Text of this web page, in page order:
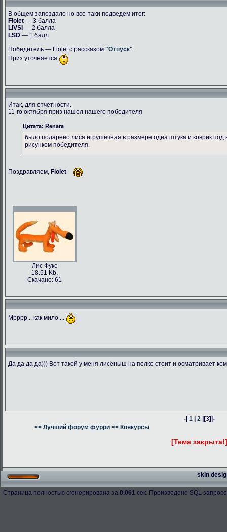
В общем запоздало но все-таки подведем итог:
Fiolet — 3 балла
LIVSI — 2 балла
LSD — 1 балл
Победитель — Fiolet с рассказом "Отпуск".
Приз уточняется
Итак, для отчетности.
11-го октября приз нашел нашего победителя
Цитата: Renara
было подарено лиса игрушечная в размере одна штука и коврик
рисунком победителя.
Поздравляем, Fiolet
Лис Фукс
18.51 Kb.
Скачано: 61
Мрррр... как мило ...
Да да да да))) Вот такой у меня лисёныш на полке стоит и осматривает
-|1 |2 |[3]|-
<< Лучший форум фурри << Конкурсы
[Тема
skin
Страница полностью сгенерирована за 0.061 сек. Произведено SQL